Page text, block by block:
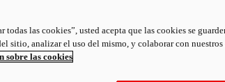
todas las cookies”, usted acepta que las cookies se
sitio, analizar el uso del mismo, y colaborar con nuestros
sobre las cookies